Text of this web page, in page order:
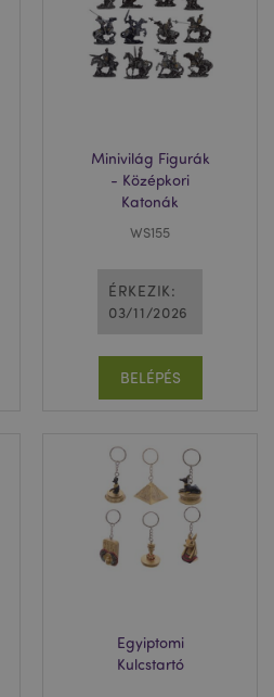
Minivilág Figurák
- Középkori
Katonák
WS155
ÉRKEZIK:
03/11/2026
BELÉPÉS
Egyiptomi
Kulcstartó